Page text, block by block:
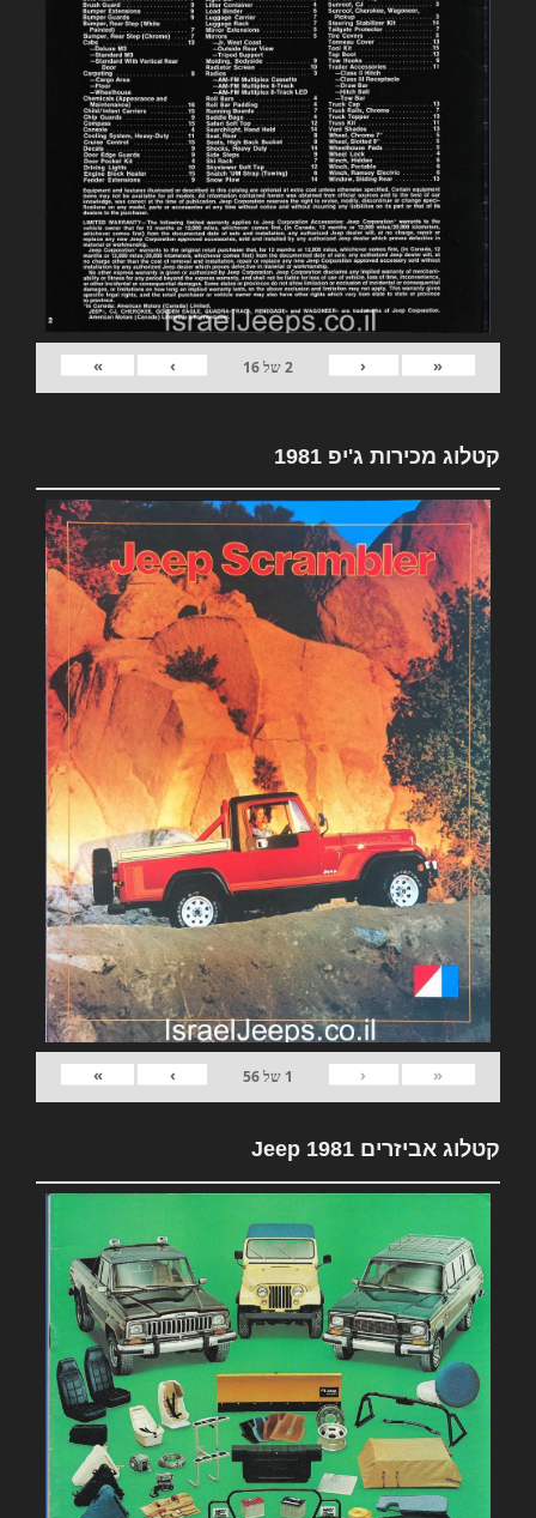
«
‹
2של16
›
»
קטלוג מכירות ג'יפ 1981
«
‹
1 של56
›
»
קטלוג אביזרים 1981 Jeep